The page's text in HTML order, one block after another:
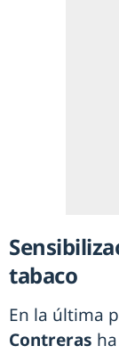
tabaco
En la última
Contreras